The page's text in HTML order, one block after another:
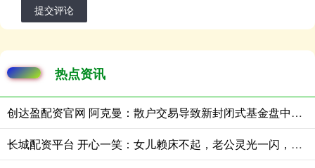
提交评论
热点资讯
创达盈配资官网 阿克曼：散户交易导致新封闭式基金盘中急跌
长城配资平台 开心一笑：女儿赖床不起，老公灵光一闪，啪的一声……